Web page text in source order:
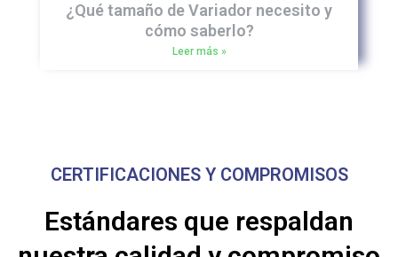
¿Qué tamaño de Variador necesito y
cómo saberlo?
Leer más »
CERTIFICACIONES Y COMPROMISOS
Estándares que respaldan